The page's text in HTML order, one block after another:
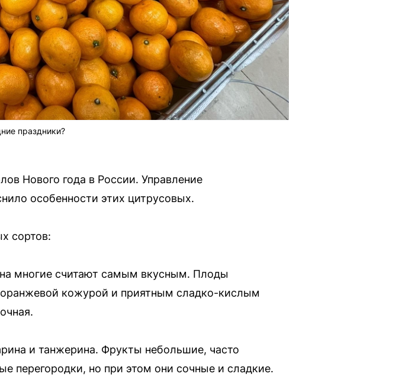
праздники?
Нового года в России. Управление
особенности этих цитрусовых.
сортов:
многие считают самым вкусным. Плоды
кожурой и приятным сладко-кислым
и танжерина. Фрукты небольшие, часто
перегородки, но при этом они сочные и сладкие.